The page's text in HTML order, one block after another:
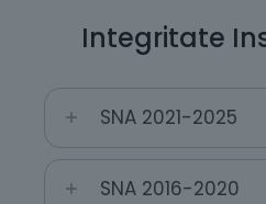
Integritate
SNA 2021-2025
SNA 2016-2020